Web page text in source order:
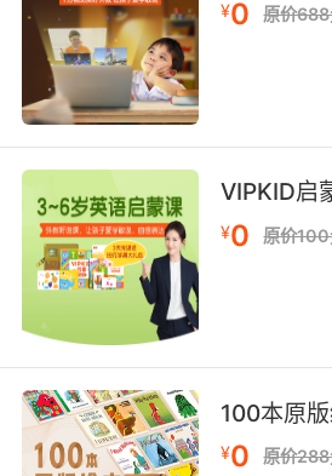
9. I understand curtis but
now.
我能理解 柯蒂斯 但是我们现
10. I put curtis manning in
right with you.
我让柯蒂斯担任指挥 如果你
¥0 原价
VIPKID启
¥0 原价
100本原
¥0 原价